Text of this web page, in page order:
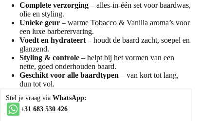
Complete verzorging – alles-in-één set voor baardwas,
olie en styling.
Unieke geur – warme Tobacco & Vanilla aroma’s voor
een luxe barberervaring.
Voedt en hydrateert – houdt de baard zacht, soepel en
glanzend.
Styling & controle – helpt bij het vormen van een
nette, goed onderhouden baard.
Geschikt voor alle baardtypen – van kort tot lang,
dun tot vol.
Stel je vraag via WhatsApp:
+31 683 530 426